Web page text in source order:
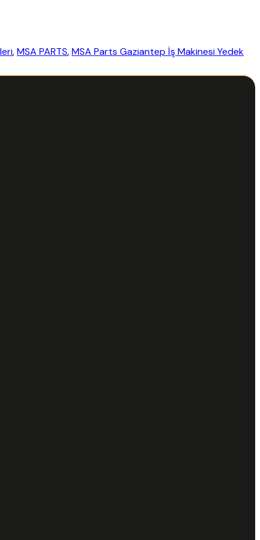
,MSA PARTS,MSA Parts Gaziantep İş Makinesi Yedek